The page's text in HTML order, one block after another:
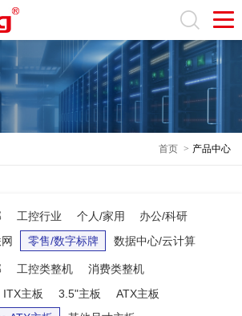
首页 > 产品中心
工控行业 个人/家用
办公/科研
零售/数字标牌 数据中心/云计算
工控类整机
消费类整机
ITX主板
3.5"主板
ATX主板